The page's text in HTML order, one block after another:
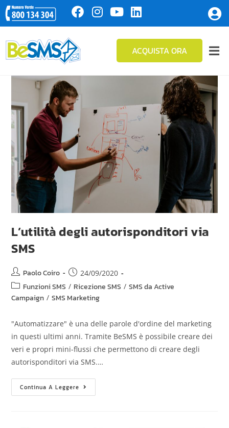
ACQUISTA ORA
L’utilità degli autorisponditori via
SMS
Paolo Coiro 24/09/2020
Funzioni SMS / Ricezione SMS / SMS da Active
Campaign / SMS Marketing
"Automatizzare" è una delle parole d'ordine del marketing
in questi ultimi anni. Tramite BeSMS è possibile creare dei
veri e propri mini-flussi che permettono di creare degli
autorisponditori via SMS.…
Continua A Leggere